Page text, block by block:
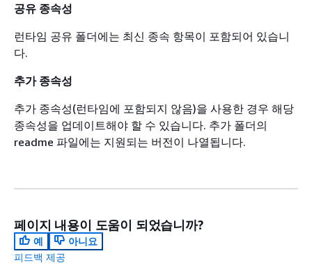
공유 종속성
런타임 공유 폴더에는 최신 종속 항목이 포함되어 있습니
다.
추가 종속성
추가 종속성(런타임에 포함되지 않음)을 사용한 경우 해당
종속성을 업데이트해야 할 수 있습니다. 추가 폴더의
readme 파일에는 지원되는 버전이 나열됩니다.
페이지 내용이 도움이 되었습니까?
예
아니요
피드백 제공